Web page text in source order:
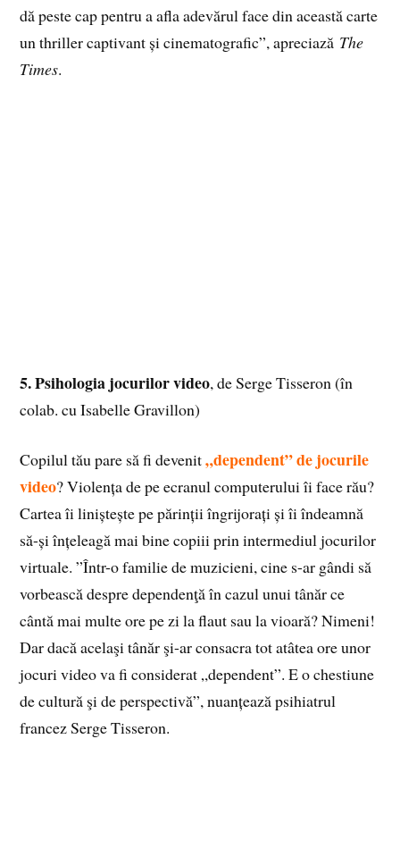
dă peste cap pentru a afla adevărul face din această carte
un thriller captivant și cinematografic”, apreciază The
Times.
5. Psihologia jocurilor video, deSerge Tisseron (în
colab. cu Isabelle Gravillon)
Copilul tău pare să fi devenit„dependent” de jocurile
video? Violența de pe ecranul computerului îi face rău?
Cartea îi liniștește pe părinții îngrijorați și îi îndeamnă
să-și înțeleagă mai bine copiii prin intermediul jocurilor
virtuale. ”Într-o familie de muzicieni, cine s-ar gândi să
vorbească despre dependenţă în cazul unui tânăr ce
cântă mai multe ore pe zi la flaut sau la vioară? Nimeni!
Dar dacă acelaşi tânăr şi-ar consacra tot atâtea ore unor
jocuri video va fi considerat „dependent”. E o chestiune
de cultură şi de perspectivă”, nuanțează psihiatrul
francez Serge Tisseron.